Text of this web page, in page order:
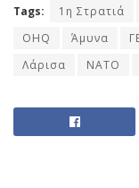
Tags:
1η Στρατιά
OHQ
Άμυνα
Λάρισα
ΝΑΤΟ